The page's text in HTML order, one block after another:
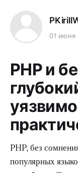
01 июня
PHP и
PHP, без
популярных